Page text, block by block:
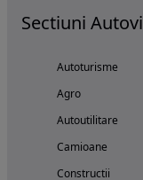
Sectiuni
Autoturisme
Agro
Autoutilitare
Camioane
Constructii